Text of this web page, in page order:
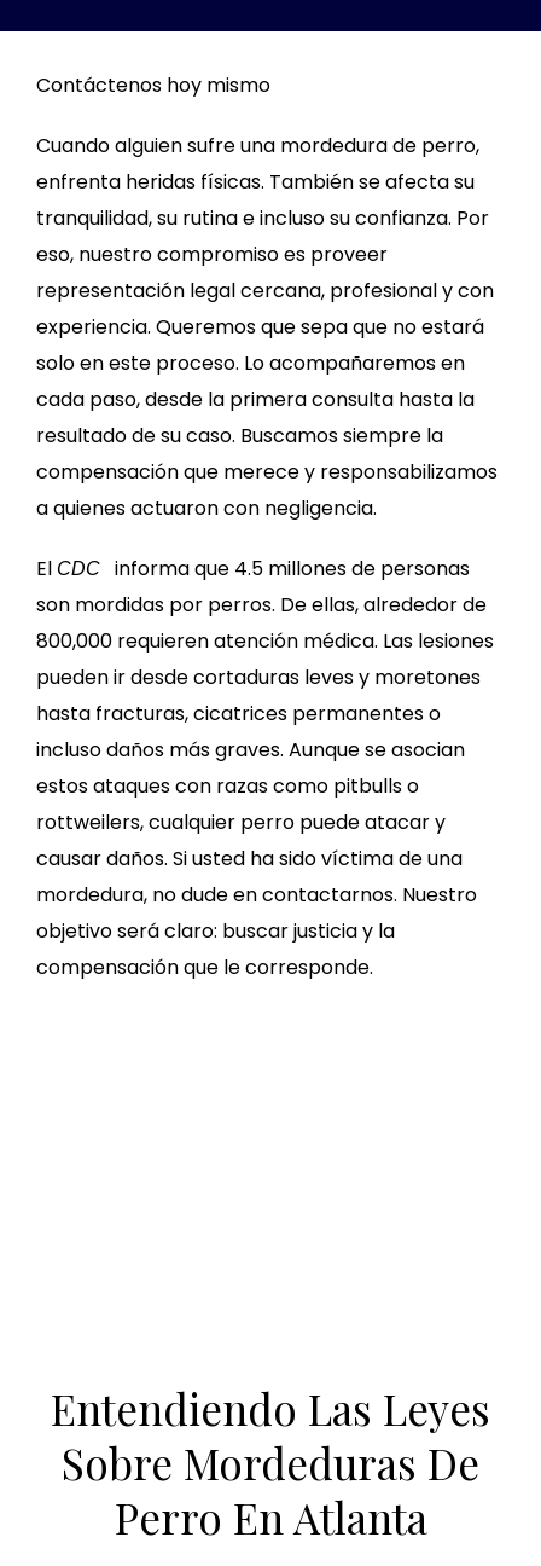
Contáctenos hoy mismo
Cuando alguien sufre una mordedura de perro,
enfrenta heridas físicas. También se afecta su
tranquilidad, su rutina e incluso su confianza. Por
eso, nuestro compromiso es proveer
representación legal cercana, profesional y con
experiencia. Queremos que sepa que no estará
solo en este proceso. Lo acompañaremos en
cada paso, desde la primera consulta hasta la
resultado de su caso. Buscamos siempre la
compensación que merece y responsabilizamos
a quienes actuaron con negligencia.
El CDC
informa que 4.5 millones de personas
son mordidas por perros. De ellas, alrededor de
800,000 requieren atención médica. Las lesiones
pueden ir desde cortaduras leves y moretones
hasta fracturas, cicatrices permanentes o
incluso daños más graves. Aunque se asocian
estos ataques con razas como pitbulls o
rottweilers, cualquier perro puede atacar y
causar daños. Si usted ha sido víctima de una
mordedura, no dude en contactarnos. Nuestro
objetivo será claro: buscar justicia y la
compensación que le corresponde.
Entendiendo Las Leyes
Sobre Mordeduras De
Perro En Atlanta